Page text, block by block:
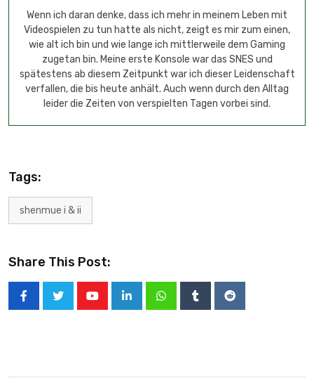
Wenn ich daran denke, dass ich mehr in meinem Leben mit
Videospielen zu tun hatte als nicht, zeigt es mir zum einen,
wie alt ich bin und wie lange ich mittlerweile dem Gaming
zugetan bin. Meine erste Konsole war das SNES und
spätestens ab diesem Zeitpunkt war ich dieser Leidenschaft
verfallen, die bis heute anhält. Auch wenn durch den Alltag
leider die Zeiten von verspielten Tagen vorbei sind.
Tags:
shenmue i & ii
Share This Post: